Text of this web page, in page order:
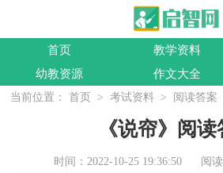
首页 教学资料
幼教资源
作文大全
当前位置： 首页 > 考试资料 > 阅读答案
《说帘》阅
时间：2022-10-25 19:36:50 阅